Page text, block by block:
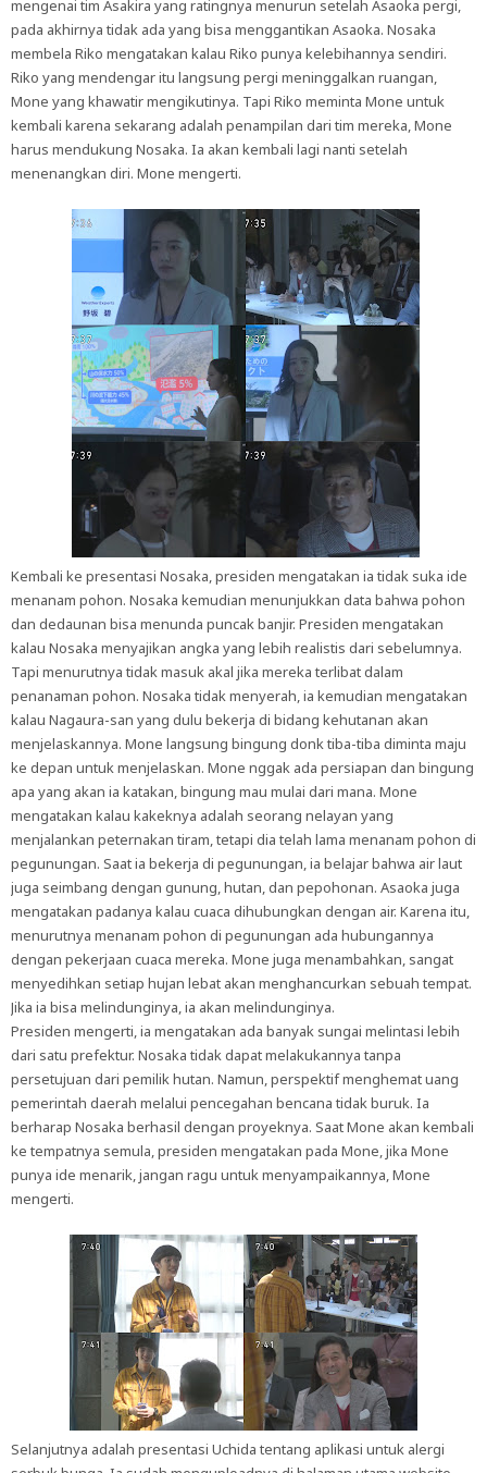
mengenai tim Asakira yang ratingnya menurun setelah Asaoka pergi,
pada akhirnya tidak ada yang bisa menggantikan Asaoka. Nosaka
membela Riko mengatakan kalau Riko punya kelebihannya sendiri.
Riko yang mendengar itu langsung pergi meninggalkan ruangan,
Mone yang khawatir mengikutinya. Tapi Riko meminta Mone untuk
kembali karena sekarang adalah penampilan dari tim mereka, Mone
harus mendukung Nosaka. Ia akan kembali lagi nanti setelah
menenangkan diri. Mone mengerti.
Kembali ke presentasi Nosaka, presiden mengatakan ia tidak suka ide
menanam pohon. Nosaka kemudian menunjukkan data bahwa pohon
dan dedaunan bisa menunda puncak banjir. Presiden mengatakan
kalau Nosaka menyajikan angka yang lebih realistis dari sebelumnya.
Tapi menurutnya tidak masuk akal jika mereka terlibat dalam
penanaman pohon. Nosaka tidak menyerah, ia kemudian mengatakan
kalau Nagaura-san yang dulu bekerja di bidang kehutanan akan
menjelaskannya. Mone langsung bingung donk tiba-tiba diminta maju
ke depan untuk menjelaskan. Mone nggak ada persiapan dan bingung
apa yang akan ia katakan, bingung mau mulai dari mana. Mone
mengatakan kalau kakeknya adalah seorang nelayan yang
menjalankan peternakan tiram, tetapi dia telah lama menanam pohon di
pegunungan. Saat ia bekerja di pegunungan, ia belajar bahwa air laut
juga seimbang dengan gunung, hutan, dan pepohonan. Asaoka juga
mengatakan padanya kalau cuaca dihubungkan dengan air. Karena itu,
menurutnya menanam pohon di pegunungan ada hubungannya
dengan pekerjaan cuaca mereka. Mone juga menambahkan, sangat
menyedihkan setiap hujan lebat akan menghancurkan sebuah tempat.
Jika ia bisa melindunginya, ia akan melindunginya.
Presiden mengerti, ia mengatakan ada banyak sungai melintasi lebih
dari satu prefektur. Nosaka tidak dapat melakukannya tanpa
persetujuan dari pemilik hutan. Namun, perspektif menghemat uang
pemerintah daerah melalui pencegahan bencana tidak buruk. Ia
berharap Nosaka berhasil dengan proyeknya. Saat Mone akan kembali
ke tempatnya semula, presiden mengatakan pada Mone, jika Mone
punya ide menarik, jangan ragu untuk menyampaikannya, Mone
mengerti.
Selanjutnya adalah presentasi Uchida tentang aplikasi untuk alergi